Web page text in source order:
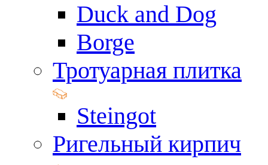
Duck and Dog
Borge
Тротуарная плитка
Steingot
Ригельный кирпич